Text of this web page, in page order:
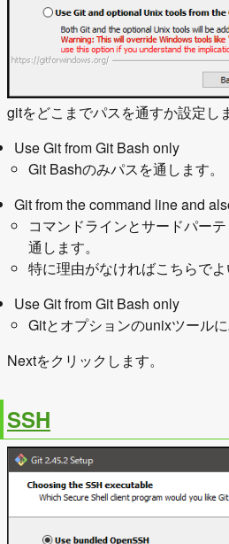
gitをどこまでパスを通すか設定し
Use Git from Git Bash only
Git Bashのみパスを通します。
Git from the command line and
コマンドラインとサードパー
通します。
特に理由がなければこちらでよ
Use Git from Git Bash only
Gitとオプションのunixツールに
Nextをクリックします。
SSH